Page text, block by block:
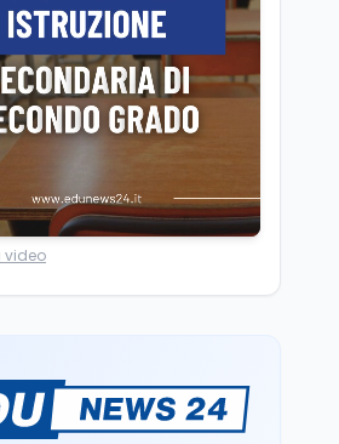
longevo dell’Italia
dantesco nel 705°
anniversario della morte
del Sommo Poeta
Cultura7 ago
Franca Ghitti a Santa
Scuola7 ago
“Noi siamo le Scuole”:
Sparatoria a Bangkok:
studente 14enne uccide
video